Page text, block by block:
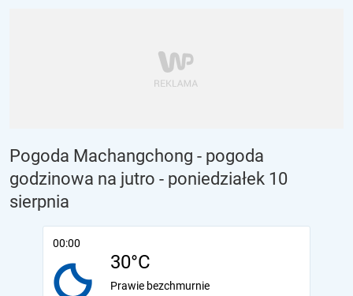
Pogoda Machangchong - pogoda
godzinowa na jutro - poniedziałek 10
sierpnia
00:00
30°C
Prawie bezchmurnie